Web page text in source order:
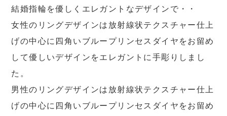
結婚指輪を優しくエレガントなデザインで・・
女性のリングデザインは放射線状テクスチャー仕上
げの中心に四角いブループリンセスダイヤをお留め
して優しいデザインをエレガントに手彫りしまし
た。
男性のリングデザインは放射線状テクスチャー仕上
げの中心に四角いブループリンセスダイヤをお留め